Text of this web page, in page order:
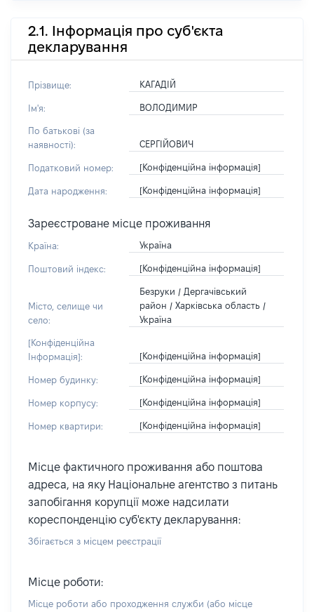
2.1. Інформація про суб'єкта
декларування
Прізвище: КАГАДІЙ
Ім'я: ВОЛОДИМИР
По батькові (за
наявності):
СЕРГІЙОВИЧ
Податковий номер: [Конфіденційна інформація]
Дата народження: [Конфіденційна інформація]
Зареєстроване місце проживання
Країна: Україна
Поштовий індекс: [Конфіденційна інформація]
Місто, селище чи
село:
Безруки / Дергачівський
район / Харківська область /
Україна
[Конфіденційна
Інформація]:
[Конфіденційна інформація]
Номер будинку: [Конфіденційна інформація]
Номер корпусу: [Конфіденційна інформація]
Номер квартири: [Конфіденційна інформація]
Місце фактичного проживання або поштова
адреса, на яку Національне агентство з питань
запобігання корупції може надсилати
кореспонденцію суб'єкту декларування:
Збігається з місцем реєстрації
Місце роботи:
Місце роботи або проходження служби (або місце